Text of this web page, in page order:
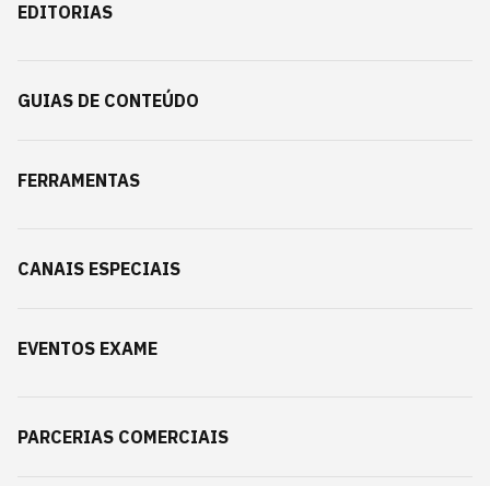
EDITORIAS
GUIAS DE CONTEÚDO
FERRAMENTAS
CANAIS ESPECIAIS
EVENTOS EXAME
PARCERIAS COMERCIAIS